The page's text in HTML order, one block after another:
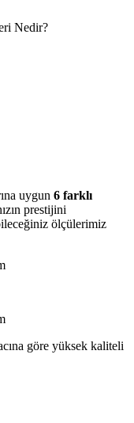
Nedir?
uygun 6 farklı
prestijini
ölçülerimiz
göre yüksek kaliteli